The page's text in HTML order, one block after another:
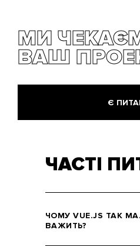
МИ
ВАШ
Є
ЧАСТІ
ЧОМУ VUE.JS ТАК
ВАЖИТЬ?